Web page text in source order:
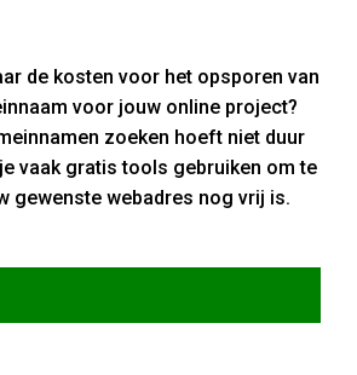
de kosten voor het opsporen van
voor jouw online project?
zoeken hoeft niet duur
vaak gratis tools gebruiken om te
gewenste webadres nog vrij is.